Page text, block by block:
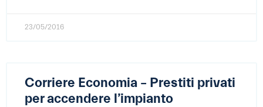
23/05/2016
Corriere Economia – Prestiti privati
per accendere l’impianto